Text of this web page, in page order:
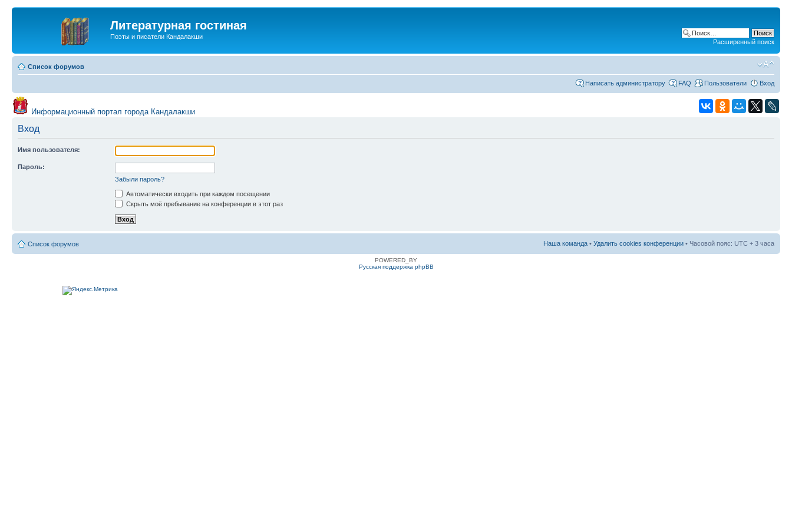
Литературная гостиная
Поэты и писатели Кандалакши
Расширенный поиск
Список форумов
Написать администратору FAQ Пользователи Вход
Информационный портал города Кандалакши
Вход
Имя пользователя:
Пароль:
Забыли пароль?
Автоматически входить при каждом посещении
Скрыть моё пребывание на конференции в этот раз
Список форумов Наша команда • Удалить cookies конференции • Часовой пояс: UTC + 3 часа
POWERED_BY
Русская поддержка phpBB